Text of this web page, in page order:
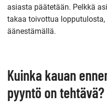
asiasta päätetään. Pelkkä
takaa toivottua
äänestämällä.
Kuinka kauan
pyyntö on tehtävä?